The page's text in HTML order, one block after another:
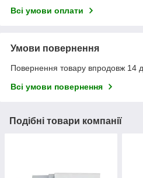
Всі умови оплати
Умови повернення
Повернення товару впродовж 14
Всі умови повернення
Подібні товари компанії